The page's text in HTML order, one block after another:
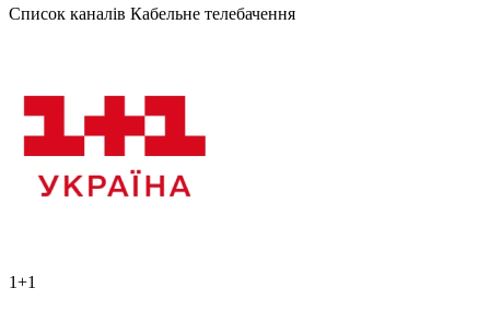
Список каналів Кабельне телебачення
1+1